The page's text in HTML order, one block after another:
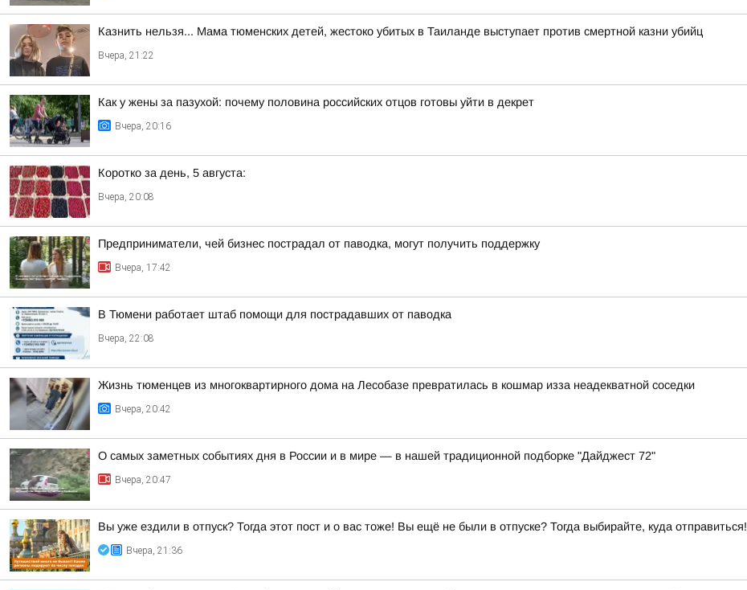
Казнить нельзя... Мама тюменских детей, жестоко убитых в Таиланде выступает против смертной казни убийц
Вчера, 21:22
Как у жены за пазухой: почему половина российских отцов готовы уйти в декрет
Вчера, 20:16
Коротко за день, 5 августа:
Вчера, 20:08
Предприниматели, чей бизнес пострадал от паводка, могут получить поддержку
Вчера, 17:42
В Тюмени работает штаб помощи для пострадавших от паводка
Вчера, 22:08
Жизнь тюменцев из многоквартирного дома на Лесобазе превратилась в кошмар изза неадекватной соседки
Вчера, 20:42
О самых заметных событиях дня в России и в мире — в нашей традиционной подборке "Дайджест 72"
Вчера, 20:47
Вы уже ездили в отпуск? Тогда этот пост и о вас тоже! Вы ещё не были в отпуске? Тогда выбирайте, куда отправиться!
Вчера, 21:36